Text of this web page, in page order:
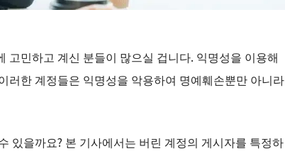
고민하고 계신 분들이 많으실 겁니다. 익명성을 이용해
러한 계정들은 익명성을 악용하여 명예훼손뿐만 아니라
있을까요? 본 기사에서는 버린 계정의 게시자를 특정하